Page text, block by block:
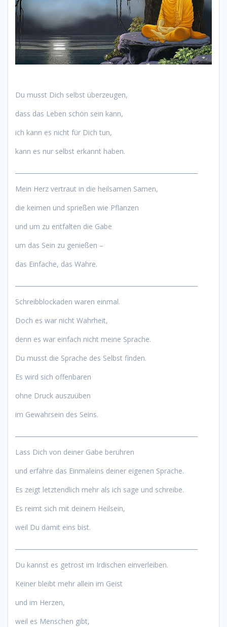
Du musst Dich selbst überzeugen,
dass das Leben schön sein kann,
ich kann es nicht für Dich tun,
kann es nur selbst erkannt haben.
Mein Herz vertraut in die heilsamen Samen,
die keimen und sprießen wie Pflanzen
und um zu entfalten die Gabe
um das Sein zu genießen –
das Einfache, das Wahre.
Schreibblockaden waren einmal.
Doch es war nicht Wahrheit,
denn es war einfach nicht meine Sprache.
Du musst die Sprache des Selbst finden.
Es wird sich offenbaren
ohne Druck auszuüben
im Gewahrsein des Seins.
Lass Dich von deiner Gabe berühren
und erfahre das Einmaleins deiner eigenen Sprache.
Es zeigt letztendlich mehr als ich sage und schreibe.
Es reimt sich mit deinem Heilsein,
weil Du damit eins bist.
Du kannst es getrost im Irdischen einverleiben.
Keiner bleibt mehr allein im Geist
und im Herzen,
weil es Menschen gibt,